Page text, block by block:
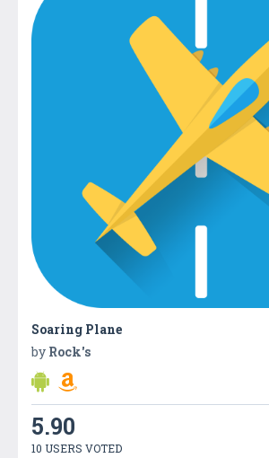
Soaring Plane
by Rock's
5.90
10 USERS VOTED